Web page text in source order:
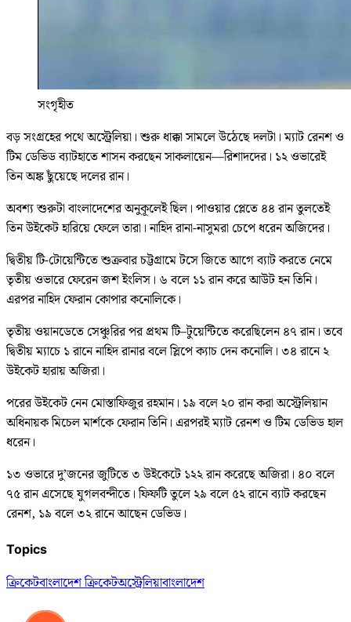
সংগৃহীত
বড় সংগ্রহের পথে অস্ট্রেলিয়া। শুরু ধাক্কা সামলে উঠেছে দলটা। ম্যাট রেনশ ও
টিম ডেভিড ব্যাটহাতে শাসন করছেন সাকলায়েন—রিশাদদের। ১২ ওভারেই
তিন অঙ্ক ছুঁয়েছে দলের রান।
অবশ্য শুরুটা বাংলাদেশের অনুকূলেই ছিল। পাওয়ার প্লেতে ৪৪ রান তুলতেই
তিন উইকেট হারিয়ে ফেলে তারা। নাহিদ রানা-নাসুমরা চেপে ধরেন অজিদের।
দ্বিতীয় টি-টোয়েন্টিতে শুক্রবার চট্টগ্রামে টসে জিতে আগে ব্যাট করতে নেমে
তৃতীয় ওভারে ফেরেন জশ ইংলিস। ৬ বলে ১১ রান করে আউট হন তিনি।
এরপর নাহিদ ফেরান কোপার কনোলিকে।
তৃতীয় ওয়ানডেতে সেঞ্চুরির পর প্রথম টি–টুয়েন্টিতে করেছিলেন ৪৭ রান। তবে
দ্বিতীয় ম্যাচে ১ রানে নাহিদ রানার বলে স্লিপে ক্যাচ দেন কনোলি। ৩৪ রানে ২
উইকেট হারায় অজিরা।
পরের উইকেট নেন মোস্তাফিজুর রহমান। ১৯ বলে ২০ রান করা অস্ট্রেলিয়ান
অধিনায়ক মিচেল মার্শকে ফেরান তিনি। এরপরই ম্যাট রেনশ ও টিম ডেভিড হাল
ধরেন।
১৩ ওভারে দু’জনের জুটিতে ৩ উইকেটে ১২২ রান করেছে অজিরা। ৪০ বলে
৭৫ রান এসেছে যুগলবন্দীতে। ফিফটি তুলে ২৯ বলে ৫২ রানে ব্যাট করছেন
রেনশ, ১৯ বলে ৩২ রানে আছেন ডেভিড।
Topics
ক্রিকেটবাংলাদেশ ক্রিকেটঅস্ট্রেলিয়াবাংলাদেশ